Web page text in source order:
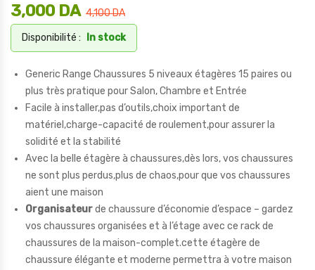
4,100DA
3,000 DA
Disponibilité : In stock
Generic Range Chaussures 5 niveaux étagères 15 paires ou
plus très pratique pour Salon, Chambre et Entrée
Facile à installer,pas d’outils,choix important de
matériel,charge-capacité de roulement,pour assurer la
solidité et la stabilité
Avec la belle étagère à chaussures,dès lors, vos chaussures
ne sont plus perdus,plus de chaos,pour que vos chaussures
aient une maison
Organisateurde chaussure d’économie d’espace – gardez
vos chaussures organisées et à l’étage avec ce rack de
chaussures de la maison-complet.cette étagère de
chaussure élégante et moderne permettra à votre maison